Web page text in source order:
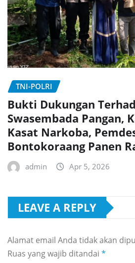
TNI-POLRI
Bukti Dukungan
Swasembada Pangan,
Kasat Narkoba,
Bontokoraang Panen
admin Apr 5, 2026
LEAVE A REPLY
Alamat email Anda tidak akan
Ruas yang wajib ditandai *